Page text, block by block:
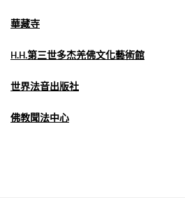
華藏寺
H.H.第三世多杰羌佛文化藝術館
世界法音出版社
佛教聞法中心